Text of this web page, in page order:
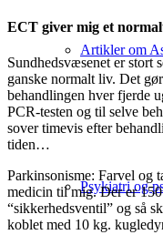
Artikler om
Psykiatri og
ECT giver mig et
Sundhedsvæsenet er stort
ganske normalt liv. Det
behandlingen hver fjerde
PCR-testen og til selve
sover timevis efter
tiden…
Parkinsonisme: Farvel og
medicin til mig. Der er
“sikkerhedsventil” og så
koblet med 10 kg.